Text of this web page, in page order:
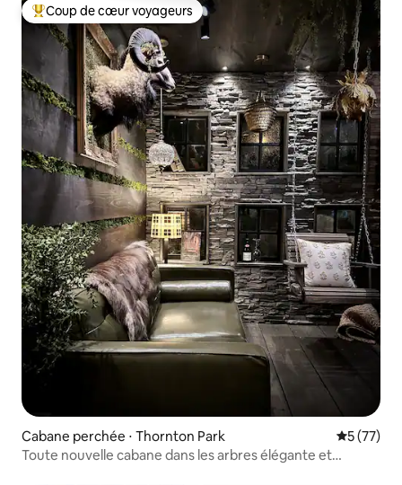
Coups de cœur voyageurs les plus appréciés
Coup de cœur voyageurs
Cabane perchée ⋅ Thornton Park
5 (77)
Toute nouvelle cabane dans les arbres élégante et